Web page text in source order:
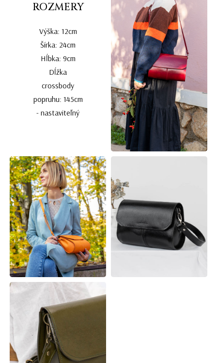
ROZMERY
Výška: 12cm
Šírka: 24cm
Hĺbka: 9cm
Dĺžka
crossbody
popruhu: 145cm
- nastaviteľný